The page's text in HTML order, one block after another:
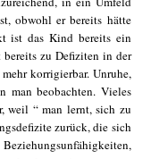
obwohl er bereits hätte
ist das Kind bereits ein
bereits zu Defiziten in der
korrigierbar. Unruhe,
man beobachten. Vieles
weil “ man lernt, sich zu
zurück, die sich